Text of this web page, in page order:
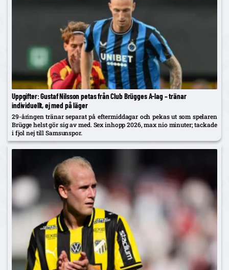
Uppgifter: Gustaf Nilsson petas från Club Brügges A-lag – tränar
individuellt, ej med på läger
29-åringen tränar separat på eftermiddagar och pekas ut som spelaren
Brügge helst gör sig av med. Sex inhopp 2026, max nio minuter; tackade
i fjol nej till Samsunspor.